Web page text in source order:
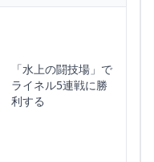
「水上の闘技場」で
ライネル5連戦に勝
利する